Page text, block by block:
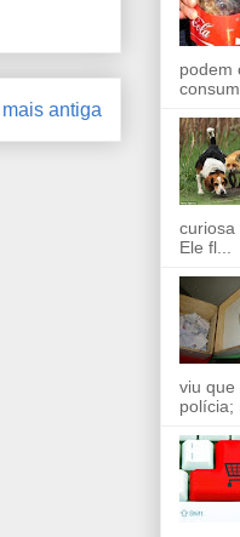
antiga
podem
curiosa
Ele fl...
viu que
polícia;